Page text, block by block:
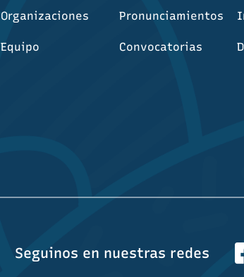
Organizaciones
Equipo
Pronunciamientos
Convocatorias
Seguinos en nuestras redes